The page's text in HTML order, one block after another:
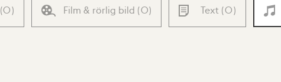
(0) Film & rörlig bild (0) Text (0)